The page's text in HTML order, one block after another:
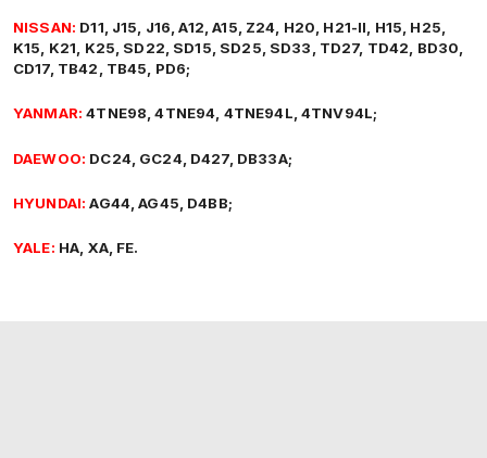
NISSAN: D11, J15, J16, A12, A15, Z24, H20, H21-II, H15, H25,
K15, K21, K25, SD22, SD15, SD25, SD33, TD27, TD42, BD30,
CD17, TB42, TB45, PD6;
YANMAR: 4TNE98, 4TNE94, 4TNE94L, 4TNV94L;
DAEWOO: DC24, GC24, D427, DB33A;
HYUNDAI: AG44, AG45, D4BB;
YALE: HA, XA, FE.